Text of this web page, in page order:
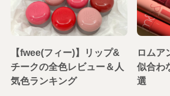
【fwee(フィー)】リップ&
チークの全色レビュー＆人
気色ランキング
ロムア
似合わ
選